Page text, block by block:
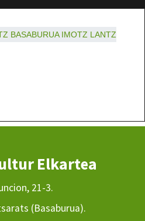
BASABURUA IMOTZ LANTZ
Elkartea
21-3.
(Basaburua).